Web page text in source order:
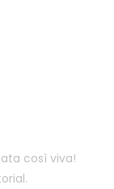
così viva!